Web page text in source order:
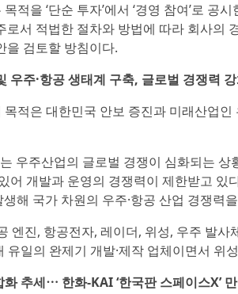
적을 ‘단순 투자’에서 ‘경영 참여’로
로서 적법한 절차와 방법에 따라 회사의
을 검토할 방침이다.
우주·항공 생태계 구축, 글로벌 경쟁력
적은 대한민국 안보 증진과 미래산업
는 우주산업의 글로벌 경쟁이 심화되는
어 개발과 운영의 경쟁력이 제한받고
해 국가 차원의 우주·항공 산업 경쟁력
엔진, 항공전자, 레이더, 위성, 우주 발
유일의 완제기 개발·제작 업체이면서
화 추세⋯ 한화-KAI ‘한국판 스페이스X’